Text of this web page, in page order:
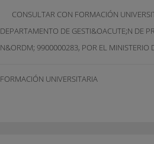
CONSULTAR CON FORMACIÓN
DEPARTAMENTO DE GESTI&OACUTE;N DE
N&ORDM; 9900000283, POR EL MINISTERIO
FORMACIÓN UNIVERSITARIA